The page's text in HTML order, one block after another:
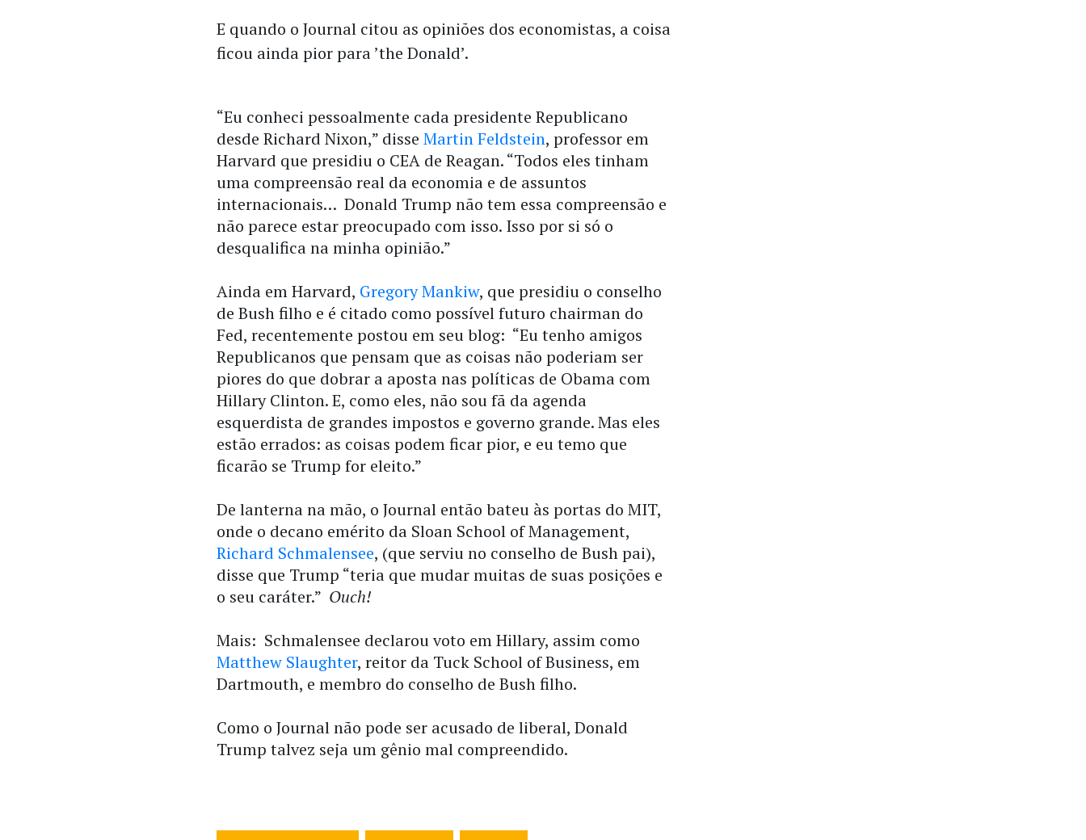
E quando o Journal citou as opiniões dos economistas, a coisa
ficou ainda pior para ’the Donald’.
“Eu conheci pessoalmente cada presidente Republicano
desde Richard Nixon,” disseMartin Feldstein, professor em
Harvard que presidiu o CEA de Reagan. “Todos eles tinham
uma compreensão real da economia e de assuntos
internacionais… Donald Trump não tem essa compreensão e
não parece estar preocupado com isso. Isso por si só o
desqualifica na minha opinião.”
Ainda em Harvard, Gregory Mankiw, que presidiu o conselho
de Bush filho e é citado como possível futuro chairman do
Fed, recentemente postou em seu blog: “Eu tenho amigos
Republicanos que pensam que as coisas não poderiam ser
piores do que dobrar a aposta nas políticas de Obama com
Hillary Clinton. E, como eles, não sou fã da agenda
esquerdista de grandes impostos e governo grande. Mas eles
estão errados: as coisas podem ficar pior, e eu temo que
ficarão se Trump for eleito.”
De lanterna na mão, o Journal então bateu às portas do MIT,
onde o decano emérito da Sloan School of Management,
Richard Schmalensee, (que serviu no conselho de Bush pai),
disse que Trump “teria que mudar muitas de suas posições e
o seu caráter.” Ouch!
Mais: Schmalensee declarou voto em Hillary, assim como
Matthew Slaughter, reitor da Tuck School of Business, em
Dartmouth, e membro do conselho de Bush filho.
Como o Journal não pode ser acusado de liberal, Donald
Trump talvez seja um gênio mal compreendido.